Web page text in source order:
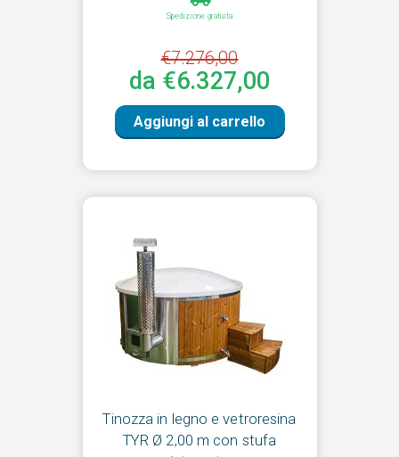
Spedizione gratuita
€7.276,00
da €6.327,00
Aggiungi al carrello
Tinozza in legno e vetroresina
TYR Ø 2,00 m con stufa